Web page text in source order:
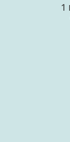
4 בצלים בינוניים, קצוצים 2 ביצים 1